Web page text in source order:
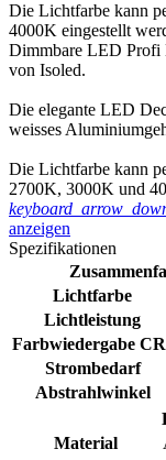
Die Lichtfarbe kann
4000K eingestellt
Dimmbare LED Profi
von Isoled.
Die elegante LED
weisses
Die Lichtfarbe kann
2700K, 3000K und
anzeigen
Spezifikationen
Lichtfarbe
Lichtleistung
Farbwiedergabe
Strombedarf
Abstrahlwinkel
Material